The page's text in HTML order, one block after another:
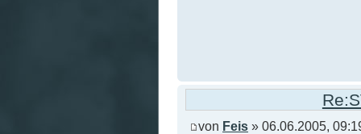
von Feis » 06.06.2005,